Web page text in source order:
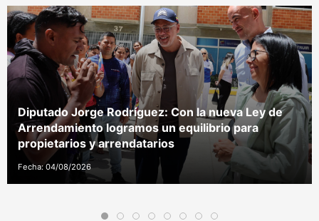
Diputado Jorge Rodríguez: Con la nueva Ley de
Arrendamiento logramos un equilibrio para
propietarios y arrendatarios
Fecha: 04/08/2026